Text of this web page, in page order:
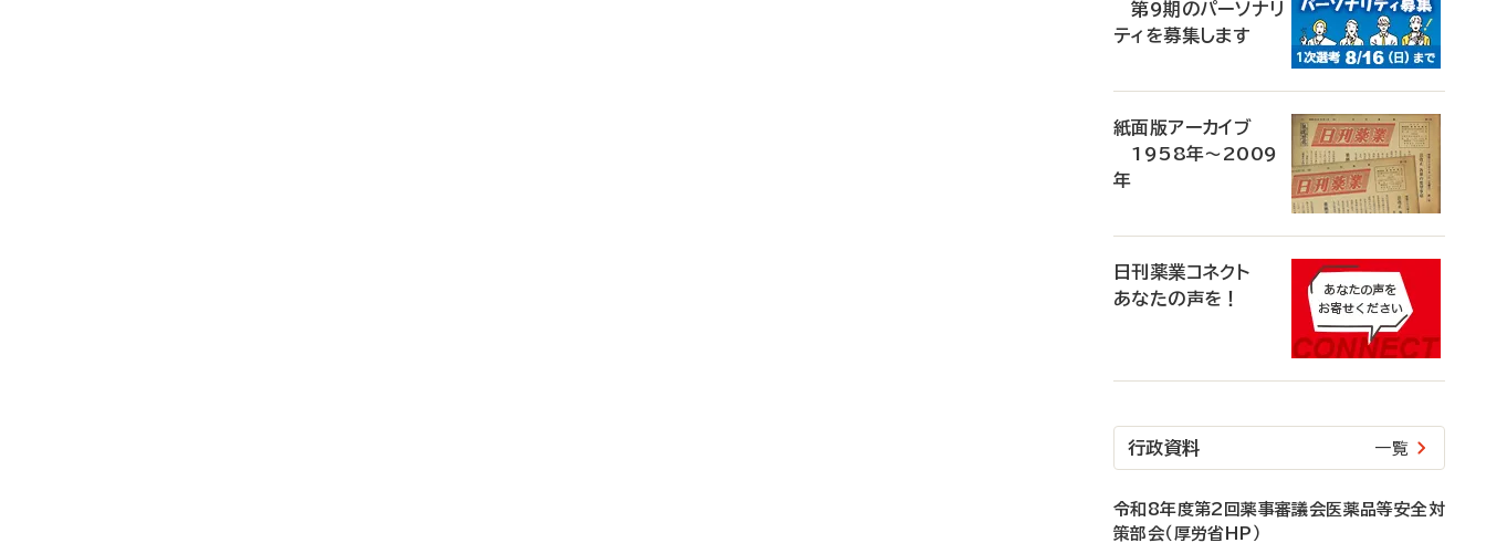
第9期のパーソナリ
ティを募集します
紙面版アーカイブ
1958年～2009
年
日刊薬業コネクト
あなたの声を！
行政資料 一覧
令和8年度第2回薬事審議会医薬品等安全対
策部会（厚労省HP）